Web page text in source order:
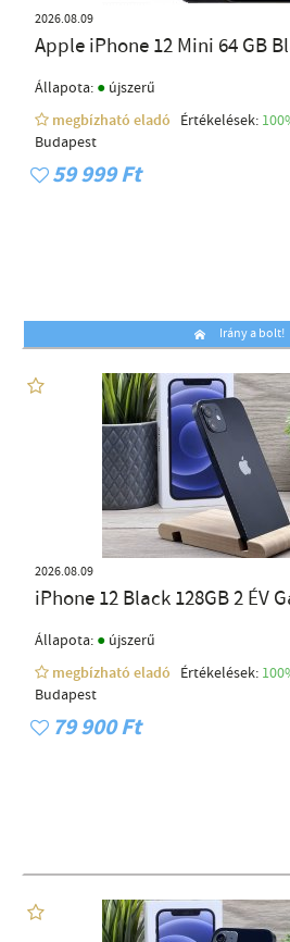
2026.08.09
Apple iPhone 12 Mini 64 GB
Állapota: ● újszerű
megbízható eladó
Értékelések:
Budapest
59 999 Ft
Irány a bolt!
2026.08.09
iPhone 12 Black 128GB 2 ÉV
Állapota: ● újszerű
megbízható eladó
Értékelések:
Budapest
79 900 Ft